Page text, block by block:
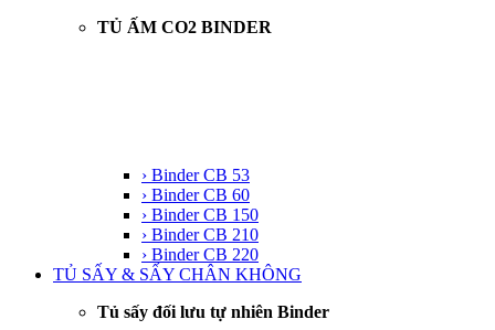
TỦ ẤM CO2 BINDER
› Binder CB 53
› Binder CB 60
› Binder CB 150
› Binder CB 210
› Binder CB 220
TỦ SẤY & SẤY CHÂN KHÔNG
Tủ sấy đối lưu tự nhiên Binder